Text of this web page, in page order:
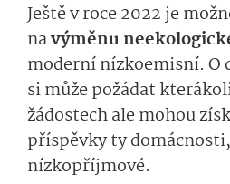
Ještě v roce 2022 je
navýměnu
moderní nízkoemisní. O
si může požádat
žádostech ale mohou
příspěvky ty
nízkopříjmové.